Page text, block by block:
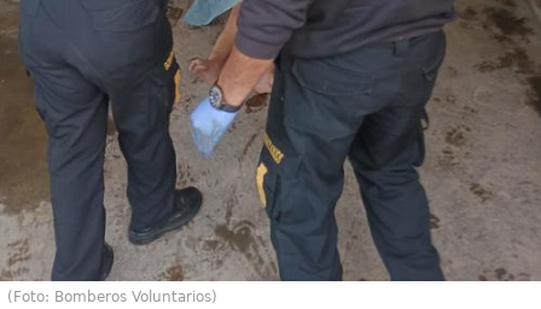
(Foto: Bomberos Voluntarios)